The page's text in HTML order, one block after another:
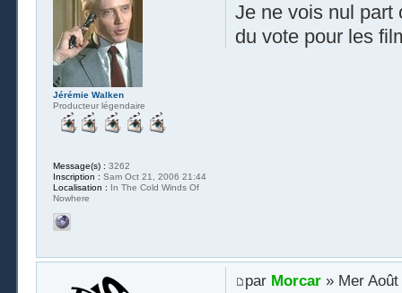
Je ne vois nul part
du vote pour les
Jérémie Walken
Producteur légendaire
Message(s) : 3262
Inscription : Sam Oct 21, 2006 21:44
Localisation : In The Cold Winds Of
Nowhere
par Morcar» Mer Août